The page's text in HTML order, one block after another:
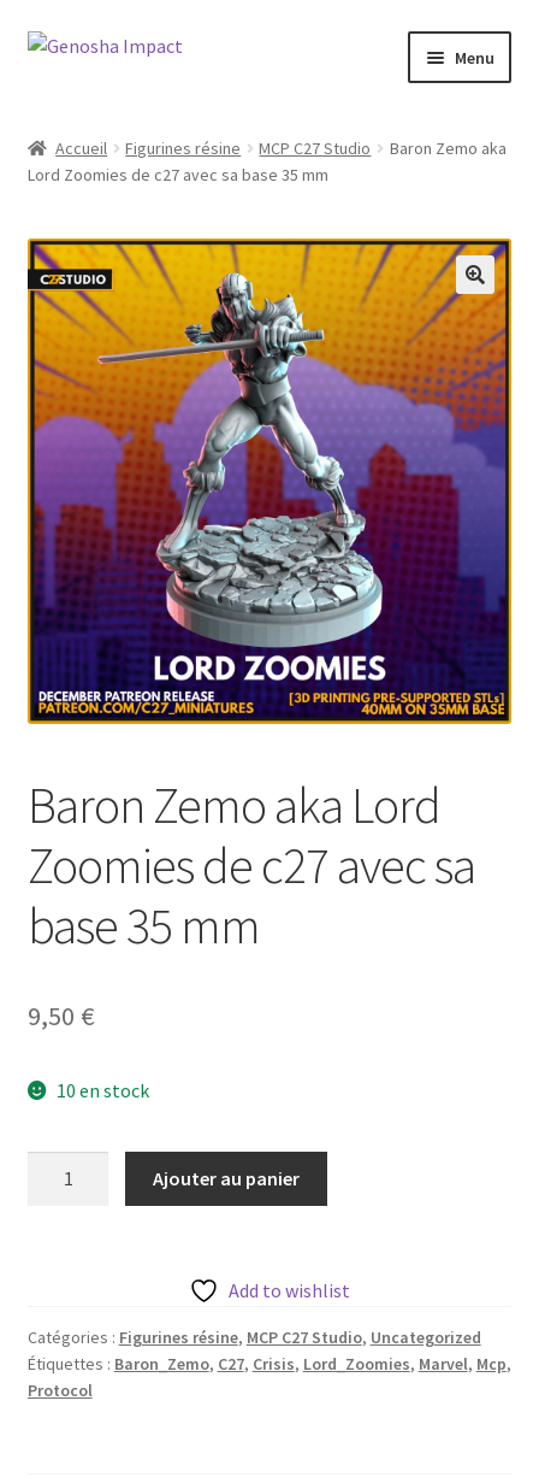
Aller
navigation
Aller
Menu
Cart
Checkout
My account
Shop
Wishlist
Accueil Figurines résine MCP C27 Studio
Baron Zemo aka
Lord Zoomies de c27 avec sa base 35 mm
Baron Zemo aka Lord
Zoomies de c27 avec sa
base 35 mm
9,50 €
10 en stock
Zoomies
de
c27
Ajouter au panier
Add to wishlist
Catégories : Figurines résine, MCP C27 Studio, Uncategorized
Étiquettes : Baron_Zemo, C27, Crisis, Lord_Zoomies, Marvel, Mcp,
Protocol